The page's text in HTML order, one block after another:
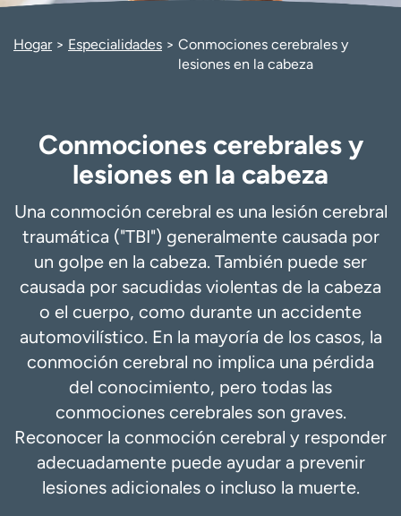
Ready. Set. CO.
Ensayos clínicos
Empleados
Profesionales
Asistencia financiera
d
r
Hogar Especialidades
Conmociones cerebrales y
lesiones en la cabeza
Conmociones cerebrales y
lesiones en la cabeza
Una conmoción cerebral es una lesión cerebral
traumática ("TBI") generalmente causada por
un golpe en la cabeza. También puede ser
causada por sacudidas violentas de la cabeza
o el cuerpo, como durante un accidente
automovilístico. En la mayoría de los casos, la
conmoción cerebral no implica una pérdida
del conocimiento, pero todas las
conmociones cerebrales son graves.
Reconocer la conmoción cerebral y responder
adecuadamente puede ayudar a prevenir
lesiones adicionales o incluso la muerte.